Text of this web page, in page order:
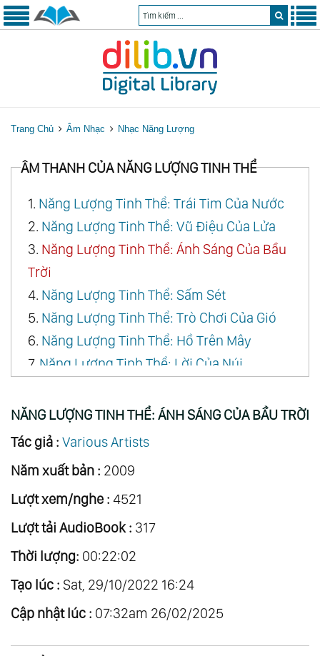
Trang Chủ Âm Nhạc Nhạc Năng Lượng
ÂM THANH CỦA NĂNG LƯỢNG TINH THỂ
1. Năng Lượng Tinh Thể: Trái Tim Của Nước
2. Năng Lượng Tinh Thể: Vũ Điệu Của Lửa
3. Năng Lượng Tinh Thể: Ánh Sáng Của Bầu
Trời
4. Năng Lượng Tinh Thể: Sấm Sét
5. Năng Lượng Tinh Thể: Trò Chơi Của Gió
6. Năng Lượng Tinh Thể: Hồ Trên Mây
7. Năng Lượng Tinh Thể: Lời Của Núi
NĂNG LƯỢNG TINH THỂ: ÁNH SÁNG CỦA BẦU TRỜI
Tác giả : Various Artists
Năm xuất bản : 2009
Lượt xem/nghe : 4521
Lượt tải AudioBook : 317
Thời lượng: 00:22:02
Tạo lúc : Sat, 29/10/2022 16:24
Cập nhật lúc : 07:32am 26/02/2025